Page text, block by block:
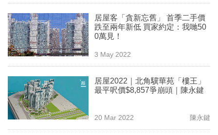
時
事
欄
訂
閱
居屋客「貪新忘舊」 首季二手價
跌至兩年新低 買家約定：我哋50
0萬見！
3 May 2022
居屋2022｜北角驥華苑「樓王」
最平呎價$8,857爭崩頭｜陳永鍵
20 Mar 2022 陳永鍵